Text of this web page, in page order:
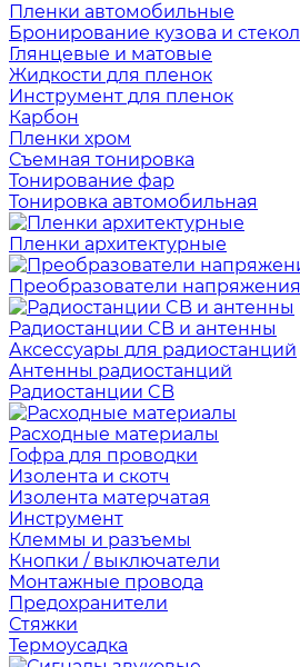
Пленки автомобильные
Бронирование кузова и стекол
Глянцевые и матовые
Жидкости для пленок
Инструмент для пленок
Карбон
Пленки хром
Съемная тонировка
Тонирование фар
Тонировка автомобильная
Пленки архитектурные
Преобразователи напряжения
Радиостанции CB и антенны
Аксессуары для радиостанций
Антенны радиостанций
Радиостанции CB
Расходные материалы
Гофра для проводки
Изолента и скотч
Изолента матерчатая
Инструмент
Клеммы и разъемы
Кнопки / выключатели
Монтажные провода
Предохранители
Стяжки
Термоусадка